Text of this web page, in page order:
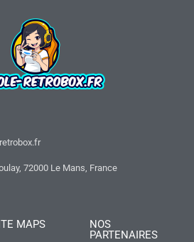
72000 Le Mans, France
MAPS
NOS
PARTENAIRES